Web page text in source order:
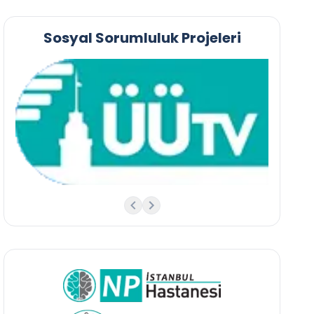
Sosyal Sorumluluk Projeleri